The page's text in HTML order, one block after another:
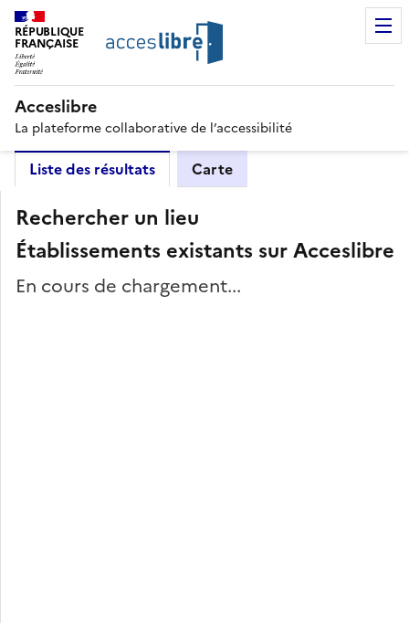
RÉPUBLIQUE
FRANÇAISE
Acceslibre
La plateforme collaborative de l’accessibilité
Liste des résultats Carte
Rechercher un lieu
Établissements existants sur Acceslibre
En cours de chargement...